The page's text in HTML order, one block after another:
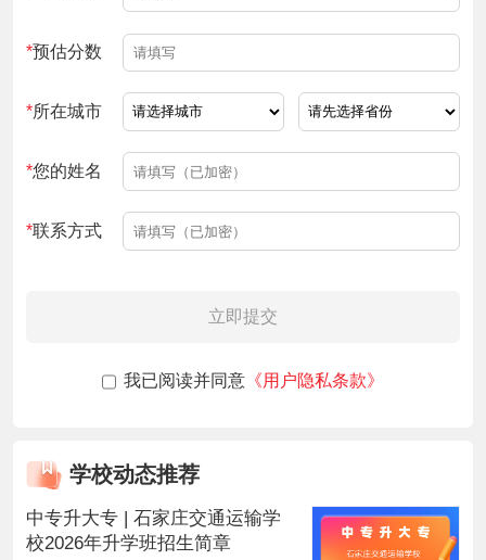
*预估分数
*所在城市
*您的姓名
*联系方式
立即提交
我已阅读并同意 《用户隐私条款》
学校动态推荐
中专升大专 | 石家庄交通运输学
校2026年升学班招生简章